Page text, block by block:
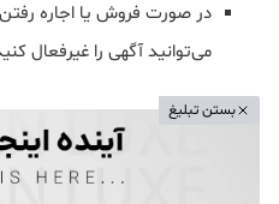
در صورت فروش یا اجاره
می‌توانید آگهی را غیرفعال
بستن تبلیغ